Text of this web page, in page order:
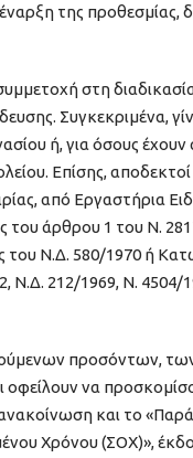
της προθεσμίας,
στη
Συγκεκριμένα,
ή, για όσους
Επίσης, αποδεκτοί
από Εργαστήρια
του άρθρου 1 του Ν.
του Ν.Δ. 580/1970 ή
212/1969, Ν. 4504/
προσόντων,
οφείλουν να
και το
Χρόνου (ΣΟΧ)»,